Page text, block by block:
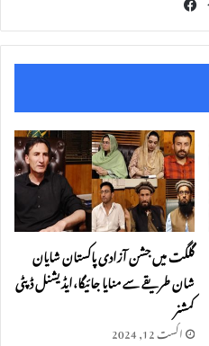
bsi
te
eb
oo
k
گلگت میں جشن آزادی پاکستان شایان
شان طریقے سے منایا جائیگا،ایڈیشنل ڈپٹی
کمشنر
اگست 12, 2024